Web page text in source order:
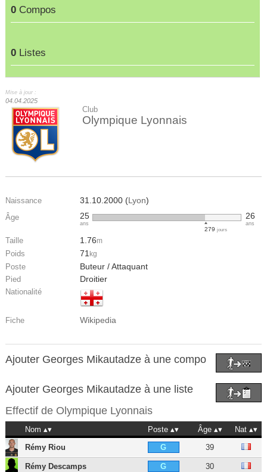
0 Compos
0 Listes
Mise à jour :
04.04.2025
Club
Olympique Lyonnais
Naissance 31.10.2000 (Lyon)
Âge 25
ans
279jours
26
ans
Taille 1.76m
Poids 71 kg
Poste Buteur / Attaquant
Pied Droitier
Nationalité
Fiche Wikipedia
Ajouter Georges Mikautadze à une compo
Ajouter Georges Mikautadze à une liste
Effectif de Olympique Lyonnais
Nom Poste Âge
Nat
Rémy Riou
G 39
Rémy Descamps G 30